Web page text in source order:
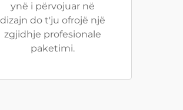
ynë i përvojuar në
dizajn do t'ju ofrojë një
zgjidhje profesionale
paketimi.